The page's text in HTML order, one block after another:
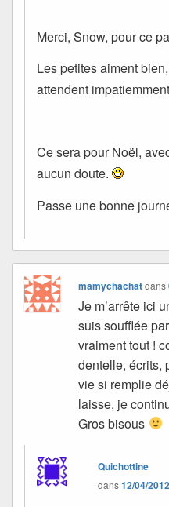
Merci, Snow, pour ce
Les petites aiment
attendent
Ce sera pour Noël,
aucun doute.
Passe une bonne
mamychachatdans
Je m’arrête ici
suis soufflée
vraiment tout !
dentelle, écrits,
vie si remplie
laisse, je
Gros bisous
Quichottine
dans12/04/